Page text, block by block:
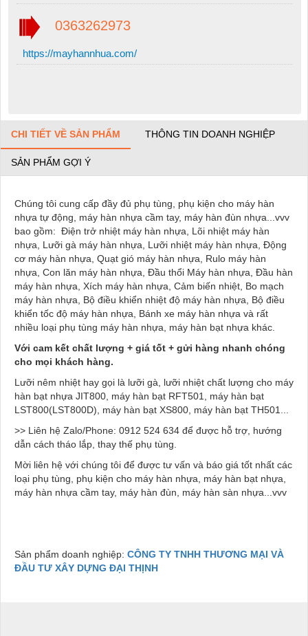
0363262973
https://mayhannhua.com/
CHI TIẾT VỀ SẢN PHẨM THÔNG TIN DOANH NGHIỆP
SẢN PHẨM GỢI Ý
Chúng tôi cung cấp đầy đủ phụ tùng, phụ kiện cho máy hàn
nhựa tự động, máy hàn nhựa cầm tay, máy hàn đùn nhựa...vvv
bao gồm: Điện trở nhiệt máy hàn nhựa, Lõi nhiệt máy hàn
nhựa, Lưỡi gà máy hàn nhựa, Lưỡi nhiệt máy hàn nhựa, Động
cơ máy hàn nhựa, Quạt gió máy hàn nhựa, Rulo máy hàn
nhựa, Con lăn máy hàn nhựa, Đầu thổi Máy hàn nhựa, Đầu hàn
máy hàn nhựa, Xích máy hàn nhựa, Cảm biến nhiệt, Bo mạch
máy hàn nhựa, Bộ điều khiển nhiệt độ máy hàn nhựa, Bộ điều
khiển tốc độ máy hàn nhựa, Bánh xe máy hàn nhựa và rất
nhiều loại phụ tùng máy hàn nhựa, máy hàn bạt nhựa khác.
Với cam kết chất lượng + giá tốt + gửi hàng nhanh chóng
cho mọi khách hàng.
Lưỡi nêm nhiệt hay gọi là lưỡi gà, lưỡi nhiệt chất lượng cho máy
hàn bạt nhựa JIT800, máy hàn bạt RFT501, máy hàn bạt
LST800(LST800D), máy hàn bạt XS800, máy hàn bạt TH501...
>> Liên hệ Zalo/Phone: 0912 524 634 để được hỗ trợ, hướng
dẫn cách tháo lắp, thay thế phụ tùng.
Mời liên hệ với chúng tôi để được tư vấn và báo giá tốt nhất các
loại phụ tùng, phụ kiện cho máy hàn nhựa, máy hàn bạt nhựa,
máy hàn nhựa cầm tay, máy hàn đùn, máy hàn sàn nhựa...vvv
Sản phẩm doanh nghiệp: CÔNG TY TNHH THƯƠNG MẠI VÀ
ĐẦU TƯ XÂY DỰNG ĐẠI THỊNH